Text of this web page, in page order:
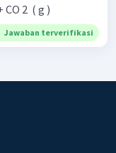
+ CO 2 ​ ( g )
Jawaban terverifikasi